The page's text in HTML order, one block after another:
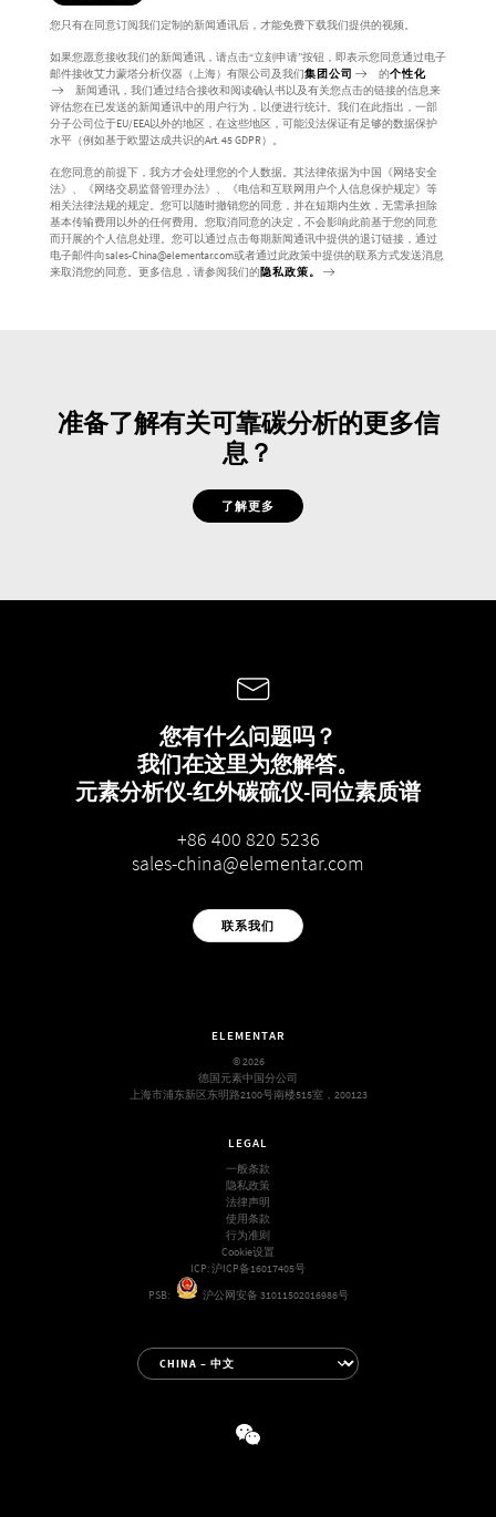
您只有在同意订阅我们定制的新闻通讯后，才能免费下载我们提供的视频。
如果您愿意接收我们的新闻通讯，请点击“立刻申请”按钮，即表示您同意通过电子
邮件接收艾力蒙塔分析仪器（上海）有限公司及我们集团公司 的个性化
新闻通讯，我们通过结合接收和阅读确认书以及有关您点击的链接的信息来
评估您在已发送的新闻通讯中的用户行为，以便进行统计。我们在此指出，一部
分子公司位于EU/EEA以外的地区，在这些地区，可能没法保证有足够的数据保护
水平（例如基于欧盟达成共识的Art. 45 GDPR）。
在您同意的前提下，我方才会处理您的个人数据。其法律依据为中国《网络安全
法》、《网络交易监督管理办法》、《电信和互联网用户个人信息保护规定》等
相关法律法规的规定。您可以随时撤销您的同意，并在短期内生效，无需承担除
基本传输费用以外的任何费用。您取消同意的决定，不会影响此前基于您的同意
而幵展的个人信息处理。您可以通过点击每期新闻通讯中提供的退订链接，通过
电子邮件向sales-China@elementar.com或者通过此政策中提供的联系方式发送消息
来取消您的同意。更多信息，请参阅我们的隐私政策。
准备了解有关可靠碳分析的更多信
息？
了解更多
您有什么问题吗？
我们在这里为您解答。
元素分析仪-红外碳硫仪-同位素质谱
+86 400 820 5236
sales-china@elementar.com
联系我们
ELEMENTAR
© 2026
德国元素中国分公司
上海市浦东新区东明路2100号南楼515室，200123
LEGAL
一般条款
隐私政策
法律声明
使用条款
行为准则
Cookie设置
ICP:沪ICP备16017405号
PSB:
沪公网安备 31011502016986号